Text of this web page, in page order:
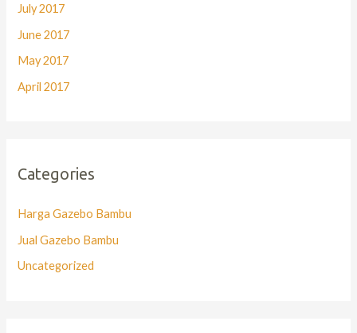
July 2017
June 2017
May 2017
April 2017
Categories
Harga Gazebo Bambu
Jual Gazebo Bambu
Uncategorized